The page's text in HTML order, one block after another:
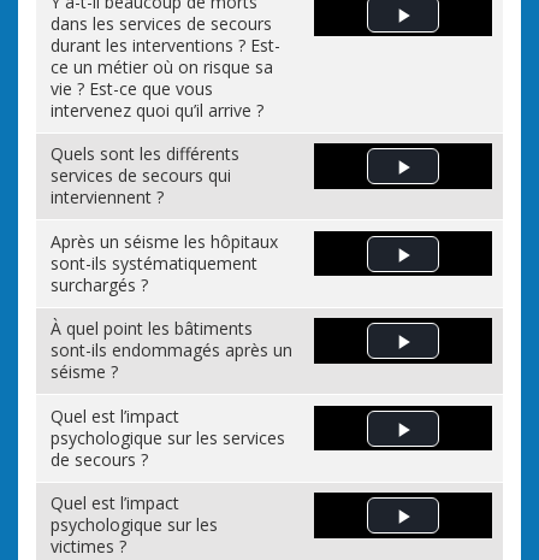
dans les services de secours
durant les interventions ? Est-
ce un métier où on risque sa
vie ? Est-ce que vous
intervenez quoi qu’il arrive ?
Play Video
Quels sont les différents
services de secours qui
interviennent ?
Play Video
Après un séisme les hôpitaux
sont-ils systématiquement
surchargés ?
Play Video
À quel point les bâtiments
sont-ils endommagés après un
séisme ?
Play Video
Quel est l’impact
psychologique sur les services
de secours ?
Play Video
Quel est l’impact
psychologique sur les
victimes ?
Play Video